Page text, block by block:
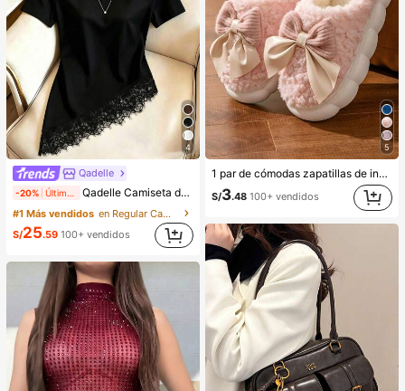
4
Qadelle
-20% Qadelle Camiseta de moda para mujer de color liso con cuello redondo, manga corta y dobladillo de encaje
#1 Más vendidos
en Regular Camisetas De Mujer
S/25.59 100+ vendidos
5
1 par de cómodas zapatillas de invierno para mujer, con forro de peluche con lazo, suela gruesa antideslizante, zapatos de interior cálidos y acogedores (el color del lazo y de la zapatilla puede variar según el lote), adecuados para el calor del hogar en invierno, regalo ideal para cumpleaños, Año Nuevo y San Valentín, zapato, selecciones de primavera y verano, regalos para damas de honor, habitación, playa, viaje, para hombres, para mujeres, vacaciones, Día de la Mujer, recuerdos de boda, Y2k, dormitorio, mujeres, cosas lindas, regalo del Día de la Madre, jardín, verano, playa, decoración de la habitación, esponjoso, graduación, estante para zapatos, ahorrador de almacenamiento, ceremonia de graduación, felicitaciones graduado, fiesta de graduación
S/3.48 100+ vendidos